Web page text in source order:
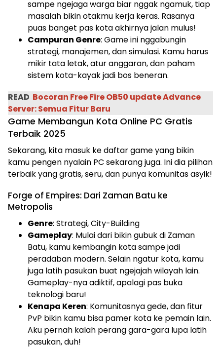
sampe ngejaga warga biar nggak ngamuk, tiap
masalah bikin otakmu kerja keras. Rasanya
puas banget pas kota akhirnya jalan mulus!
Campuran Genre: Game ini nggabungin
strategi, manajemen, dan simulasi. Kamu harus
mikir tata letak, atur anggaran, dan paham
sistem kota-kayak jadi bos beneran.
READ Bocoran Free Fire OB50 update Advance
Server: Semua Fitur Baru
Game Membangun Kota Online PC Gratis
Terbaik 2025
Sekarang, kita masuk ke daftar game yang bikin
kamu pengen nyalain PC sekarang juga. Ini dia pilihan
terbaik yang gratis, seru, dan punya komunitas asyik!
Forge of Empires: Dari Zaman Batu ke
Metropolis
Genre: Strategi, City-Building
Gameplay: Mulai dari bikin gubuk di Zaman
Batu, kamu kembangin kota sampe jadi
peradaban modern. Selain ngatur kota, kamu
juga latih pasukan buat ngejajah wilayah lain.
Gameplay-nya adiktif, apalagi pas buka
teknologi baru!
Kenapa Keren: Komunitasnya gede, dan fitur
PvP bikin kamu bisa pamer kota ke pemain lain.
Aku pernah kalah perang gara-gara lupa latih
pasukan, duh!